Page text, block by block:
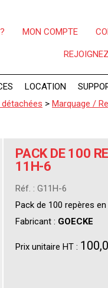
MON COMPTE
LOCATION
> Marquage /
PACK DE 100
11H-6
Réf. : G11H-6
Pack de 100 repères
Fabricant : GOECKE
Prix unitaire HT :